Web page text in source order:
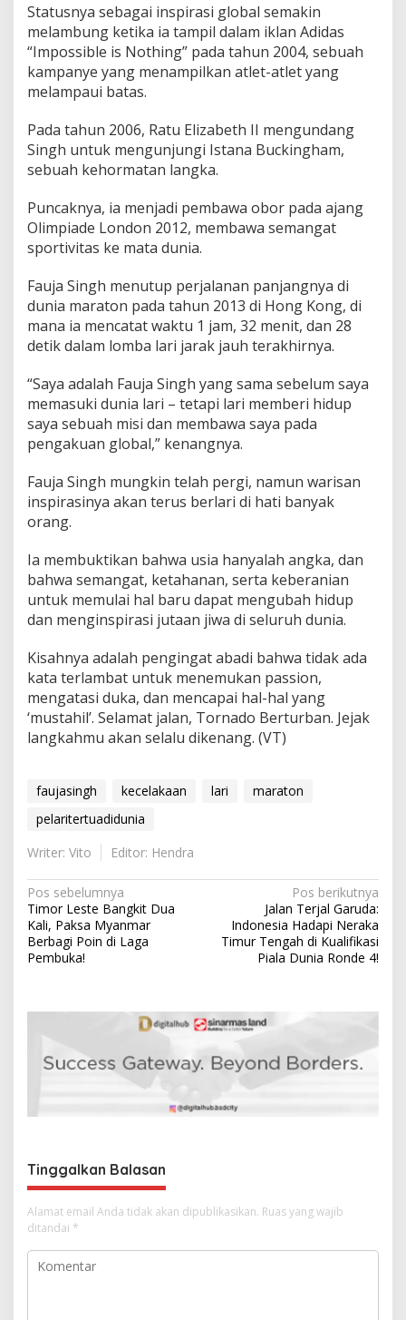
Statusnya sebagai inspirasi global semakin
melambung ketika ia tampil dalam iklan Adidas
“Impossible is Nothing” pada tahun 2004, sebuah
kampanye yang menampilkan atlet-atlet yang
melampaui batas.
Pada tahun 2006, Ratu Elizabeth II mengundang
Singh untuk mengunjungi Istana Buckingham,
sebuah kehormatan langka.
Puncaknya, ia menjadi pembawa obor pada ajang
Olimpiade London 2012, membawa semangat
sportivitas ke mata dunia.
Fauja Singh menutup perjalanan panjangnya di
dunia maraton pada tahun 2013 di Hong Kong, di
mana ia mencatat waktu 1 jam, 32 menit, dan 28
detik dalam lomba lari jarak jauh terakhirnya.
“Saya adalah Fauja Singh yang sama sebelum saya
memasuki dunia lari – tetapi lari memberi hidup
saya sebuah misi dan membawa saya pada
pengakuan global,” kenangnya.
Fauja Singh mungkin telah pergi, namun warisan
inspirasinya akan terus berlari di hati banyak
orang.
Ia membuktikan bahwa usia hanyalah angka, dan
bahwa semangat, ketahanan, serta keberanian
untuk memulai hal baru dapat mengubah hidup
dan menginspirasi jutaan jiwa di seluruh dunia.
Kisahnya adalah pengingat abadi bahwa tidak ada
kata terlambat untuk menemukan passion,
mengatasi duka, dan mencapai hal-hal yang
‘mustahil’. Selamat jalan, Tornado Berturban. Jejak
langkahmu akan selalu dikenang. (VT)
faujasingh kecelakaan lari
maraton
pelaritertuadidunia
Writer: Vito
Editor: Hendra
N
a
v
i
o
Pos sebelumnya
Timor Leste Bangkit Dua
Kali, Paksa Myanmar
Berbagi Poin di Laga
Pembuka!
Pos berikutnya
Jalan Terjal Garuda:
Indonesia Hadapi Neraka
Timur Tengah di Kualifikasi
Piala Dunia Ronde 4!
Tinggalkan Balasan
Alamat email Anda tidak akan dipublikasikan. Ruas yang wajib
ditandai *